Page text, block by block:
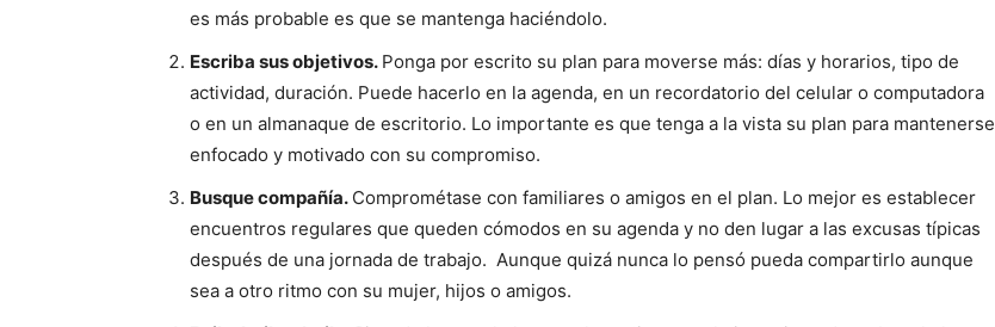
es más probable es que se mantenga haciéndolo.
Escriba sus objetivos. Ponga por escrito su plan para moverse más: días y horarios, tipo de
actividad, duración. Puede hacerlo en la agenda, en un recordatorio del celular o computadora
o en un almanaque de escritorio. Lo importante es que tenga a la vista su plan para mantenerse
enfocado y motivado con su compromiso.
Busque compañía. Comprométase con familiares o amigos en el plan. Lo mejor es establecer
encuentros regulares que queden cómodos en su agenda y no den lugar a las excusas típicas
después de una jornada de trabajo. Aunque quizá nunca lo pensó pueda compartirlo aunque
sea a otro ritmo con su mujer, hijos o amigos.